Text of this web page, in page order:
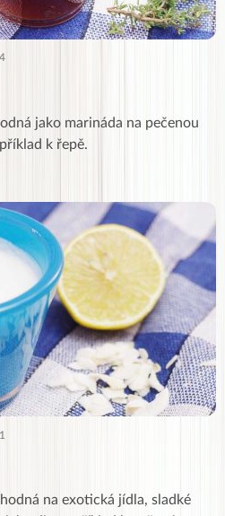
4
jako marináda na pečenou
k řepě.
1
na exotická jídla, sladké